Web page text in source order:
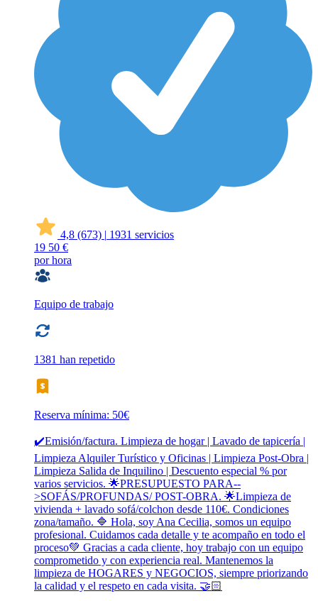
4,8 (673) | 1931 servicios
19 50 €
por hora
Equipo de trabajo
1381 han repetido
Reserva mínima: 50€
✔️Emisión/factura. Limpieza de hogar | Lavado de tapicería |
Limpieza Alquiler Turístico y Oficinas | Limpieza Post-Obra |
Limpieza Salida de Inquilino | Descuento especial % por
varios servicios. 🌟PRESUPUESTO PARA--
>SOFÁS/PROFUNDAS/ POST-OBRA. 🌟Limpieza de
vivienda + lavado sofá/colchon desde 110€. Condiciones
zona/tamaño. 🔷 Hola, soy Ana Cecilia, somos un equipo
profesional. Cuidamos cada detalle y te acompaño en todo el
proceso💚 Gracias a cada cliente, hoy trabajo con un equipo
comprometido y con experiencia real. Mantenemos la
limpieza de HOGARES y NEGOCIOS, siempre priorizando
la calidad y el respeto en cada visita. 🤝🏻